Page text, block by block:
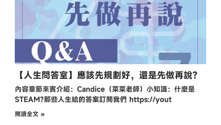
【人生問答室】應該先規劃好，還是先做再說？
內容章節來賓介紹：Candice（菜菜老師）小知識：什麼是
STEAM?那些人生給的答案訂閱我們 https://yout
閱讀全文 »